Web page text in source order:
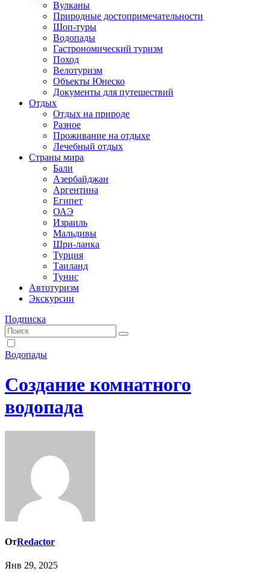
Вулканы
Природные достопримечательности
Шоп-туры
Водопады
Гастрономический туризм
Поход
Велотуризм
Объекты Юнеско
Документы для путешествий
Отдых
Отдых на природе
Разное
Проживание на отдыхе
Лечебный отдых
Страны мира
Бали
Азербайджан
Аргентина
Египет
ОАЭ
Израиль
Мальдивы
Шри-ланка
Турция
Таиланд
Тунис
Автотуризм
Экскурсии
Подписка
Водопады
Создание комнатного
водопада
ОтRedactor
Янв 29, 2025